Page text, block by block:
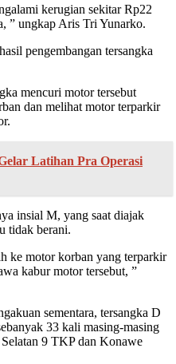
kerugian sekitar Rp22
” ungkap Aris Tri Yunarko.
pengembangan tersangka
mencuri motor tersebut
dan melihat motor terparkir
Latihan Pra Operasi
insial M, yang saat diajak
tidak berani.
ke motor korban yang terparkir
kabur motor tersebut, ”
sementara, tersangka D
33 kali masing-masing
9 TKP dan Konawe